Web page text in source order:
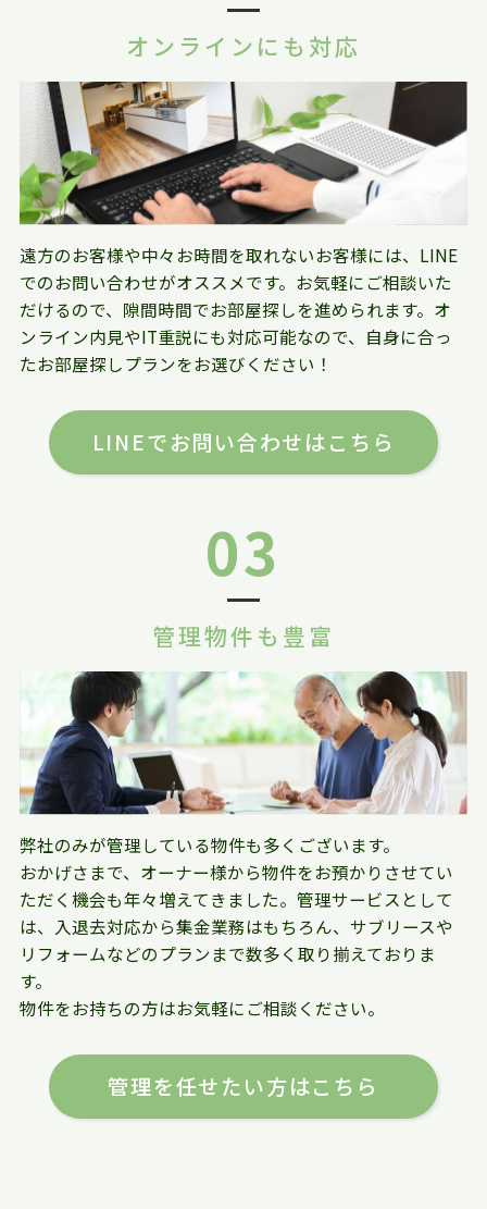
オンラインにも対応
遠方のお客様や中々お時間を取れないお客様には、LINE
でのお問い合わせがオススメです。お気軽にご相談いた
だけるので、隙間時間でお部屋探しを進められます。オ
ンライン内見やIT重説にも対応可能なので、自身に合っ
たお部屋探しプランをお選びください！
LINEでお問い合わせはこちら
03
管理物件も豊富
弊社のみが管理している物件も多くございます。
おかげさまで、オーナー様から物件をお預かりさせてい
ただく機会も年々増えてきました。管理サービスとして
は、入退去対応から集金業務はもちろん、サブリースや
リフォームなどのプランまで数多く取り揃えておりま
す。
物件をお持ちの方はお気軽にご相談ください。
管理を任せたい方はこちら